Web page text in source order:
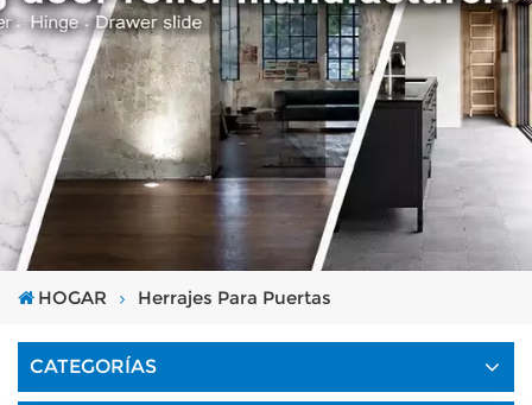
HOGAR Herrajes Para Puertas
CATEGORÍAS